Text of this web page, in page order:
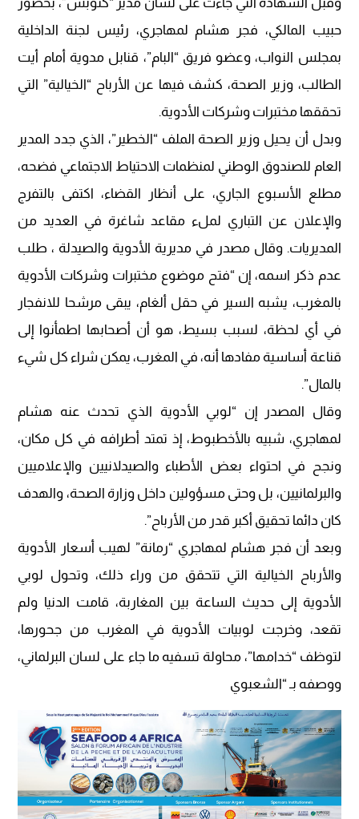
حبيب المالكي، فجر هشام لمهاجري، رئيس لجنة الداخلية
بمجلس النواب، وعضو فريق “البام”، قنابل مدوية أمام أيت
الطالب، وزير الصحة، كشف فيها عن الأرباح “الخيالية” التي
تحققها مختبرات وشركات الأدوية.
وبدل أن يحيل وزير الصحة الملف “الخطير”، الذي جدد المدير
العام للصندوق الوطني لمنظمات الاحتياط الاجتماعي فضحه،
مطلع الأسبوع الجاري، على أنظار القضاء، اكتفى بالتفرج
والإعلان عن التباري لملء مقاعد شاغرة في العديد من
المديريات. وقال مصدر في مديرية الأدوية والصيدلة ، طلب
عدم ذكر اسمه، إن “فتح موضوع مختبرات وشركات الأدوية
بالمغرب، يشبه السير في حقل ألغام، يبقى مرشحا للانفجار
في أي لحظة، لسبب بسيط، هو أن أصحابها اطمأنوا إلى
قناعة أساسية مفادها أنه، في المغرب، يمكن شراء كل شيء
بالمال”.
وقال المصدر إن “لوبي الأدوية الذي تحدث عنه هشام
لمهاجري، شبيه بالأخطبوط، إذ تمتد أطرافه في كل مكان،
ونجح في احتواء بعض الأطباء والصيدلانيين والإعلاميين
والبرلمانيين، بل وحتى مسؤولين داخل وزارة الصحة، والهدف
كان دائما تحقيق أكبر قدر من الأرباح”.
وبعد أن فجر هشام لمهاجري “رمانة” لهيب أسعار الأدوية
والأرباح الخيالية التي تتحقق من وراء ذلك، وتحول لوبي
الأدوية إلى حديث الساعة بين المغاربة، قامت الدنيا ولم
تقعد، وخرجت لوبيات الأدوية في المغرب من جحورها،
لتوظف “خدامها”، محاولة تسفيه ما جاء على لسان البرلماني،
ووصفه بـ “الشعبوي